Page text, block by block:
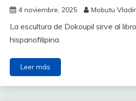
4 noviembre, 2025 Mobutu
La escultura de Dokoupil sirve al
hispanofilipina.
Leer más